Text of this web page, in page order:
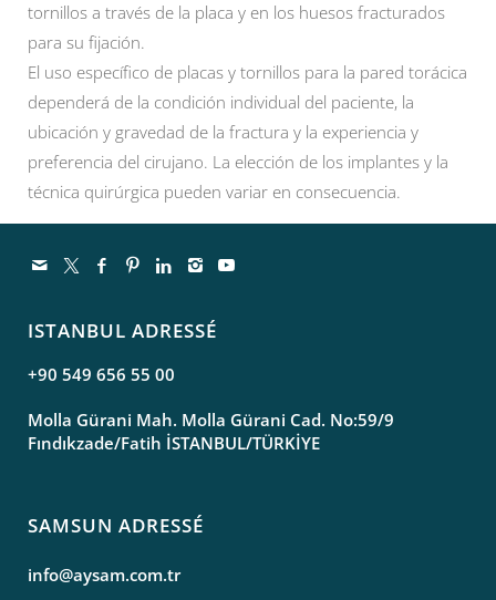
tornillos a través de la placa y en los huesos fracturados
para su fijación.
El uso específico de placas y tornillos para la pared torácica
dependerá de la condición individual del paciente, la
ubicación y gravedad de la fractura y la experiencia y
preferencia del cirujano. La elección de los implantes y la
técnica quirúrgica pueden variar en consecuencia.
ISTANBUL ADRESSÉ
+90 549 656 55 00
Molla Gürani Mah. Molla Gürani Cad. No:59/9
Fındıkzade/Fatih İSTANBUL/TÜRKİYE
SAMSUN ADRESSÉ
info@aysam.com.tr